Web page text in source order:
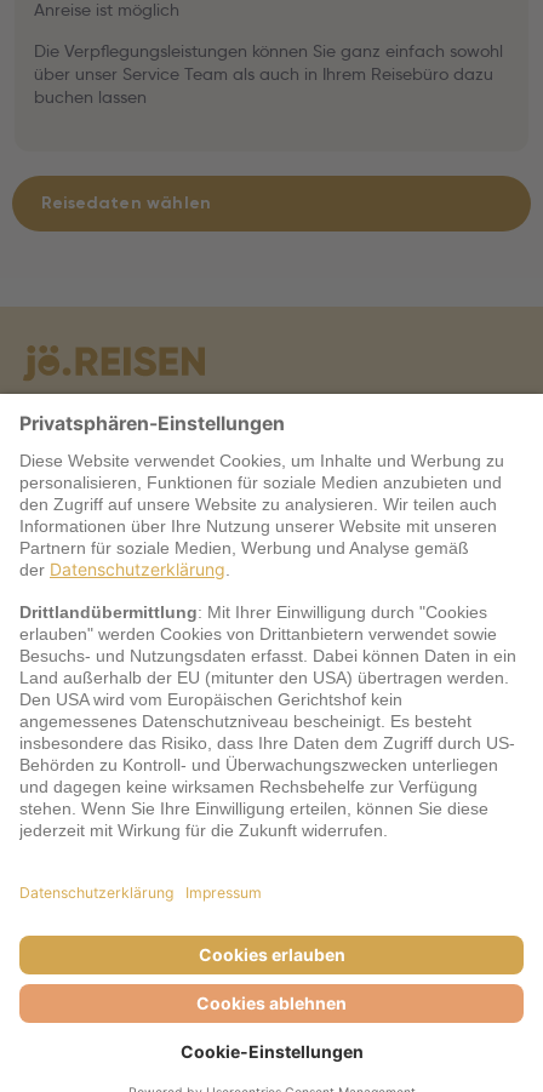
Anreise ist möglich
Die Verpflegungsleistungen können Sie ganz einfach sowohl
über unser Service Team als auch in Ihrem Reisebüro dazu
buchen lassen
Reisedaten wählen
Warum jö?
Service
jö Bonus Club Partner
Zahlungsarten & Sicherheit
AGB
Datenschutz